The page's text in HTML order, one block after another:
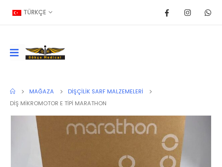
TÜRKÇE
MAĞAZA
DIŞÇILIK SARF MALZEMELERI
DİŞ MİKROMOTOR E TİPİ MARATHON